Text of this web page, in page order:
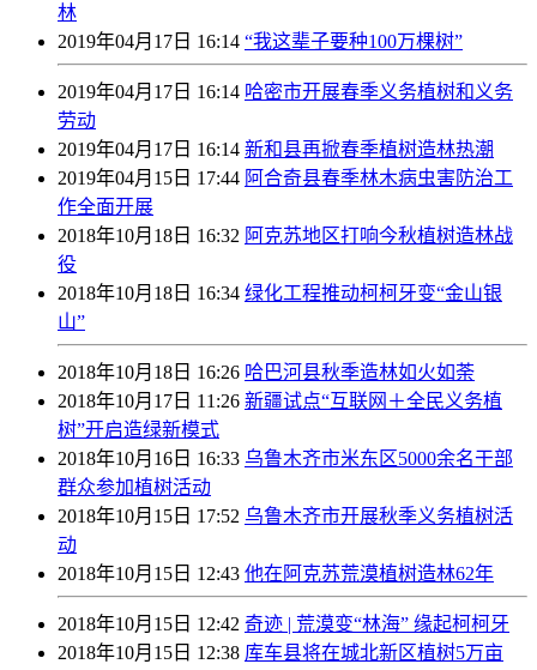
林
2019年04月17日 16:14 “我这辈子要种100万棵树”
2019年04月17日 16:14 哈密市开展春季义务植树和义务
劳动
2019年04月17日 16:14 新和县再掀春季植树造林热潮
2019年04月15日 17:44 阿合奇县春季林木病虫害防治工
作全面开展
2018年10月18日 16:32 阿克苏地区打响今秋植树造林战
役
2018年10月18日 16:34 绿化工程推动柯柯牙变“金山银
山”
2018年10月18日 16:26 哈巴河县秋季造林如火如荼
2018年10月17日 11:26 新疆试点“互联网＋全民义务植
树”开启造绿新模式
2018年10月16日 16:33 乌鲁木齐市米东区5000余名干部
群众参加植树活动
2018年10月15日 17:52 乌鲁木齐市开展秋季义务植树活
动
2018年10月15日 12:43 他在阿克苏荒漠植树造林62年
2018年10月15日 12:42 奇迹 | 荒漠变“林海” 缘起柯柯牙
2018年10月15日 12:38 库车县将在城北新区植树5万亩